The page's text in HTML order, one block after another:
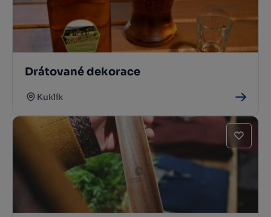
Drátované dekorace
Kuklík